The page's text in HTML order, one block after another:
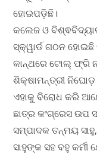
ହୋଇପଡ଼ିଛି।
କଲେଜ ଓ
ସ୍କ୍ୱାର୍ଡ ଗଠନ ହୋଇଛି
କାନ୍ଥରେ ଟୋଲ୍ ଫ୍ରି
ଶିକ୍ଷାମନ୍ତ୍ରୀ
ଏହାକୁ ବିରୋଧ କରି
ଛାତ୍ର କଂଗ୍ରେସ ଉପ
ସମ୍ପାଦକ ତନ୍ମୟ
ସାହୁଙ୍କ ସହ ବହୁ